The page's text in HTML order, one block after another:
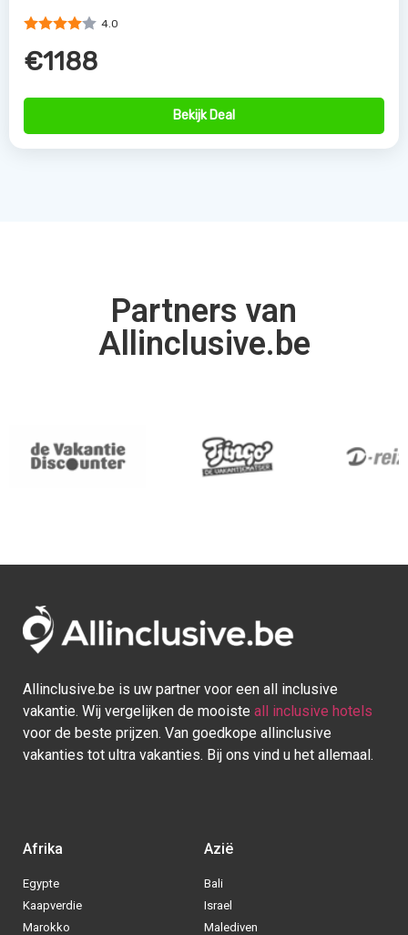
4.0
€1188
Bekijk Deal
Partners van
Allinclusive.be
Allinclusive.be is uw partner voor een all inclusive
vakantie. Wij vergelijken de mooiste all inclusive hotels
voor de beste prijzen. Van goedkope allinclusive
vakanties tot ultra vakanties. Bij ons vind u het allemaal.
Afrika
Egypte
Kaapverdie
Marokko
Azië
Bali
Israel
Malediven